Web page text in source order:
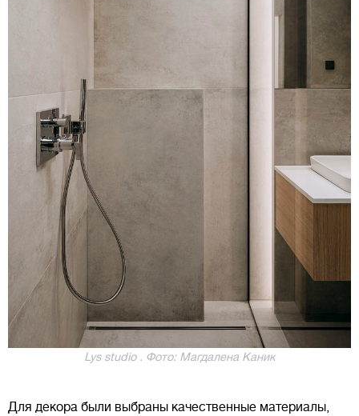
Lys studio . Фото: Магдалена Каник
Для декора были выбраны качественные материалы,